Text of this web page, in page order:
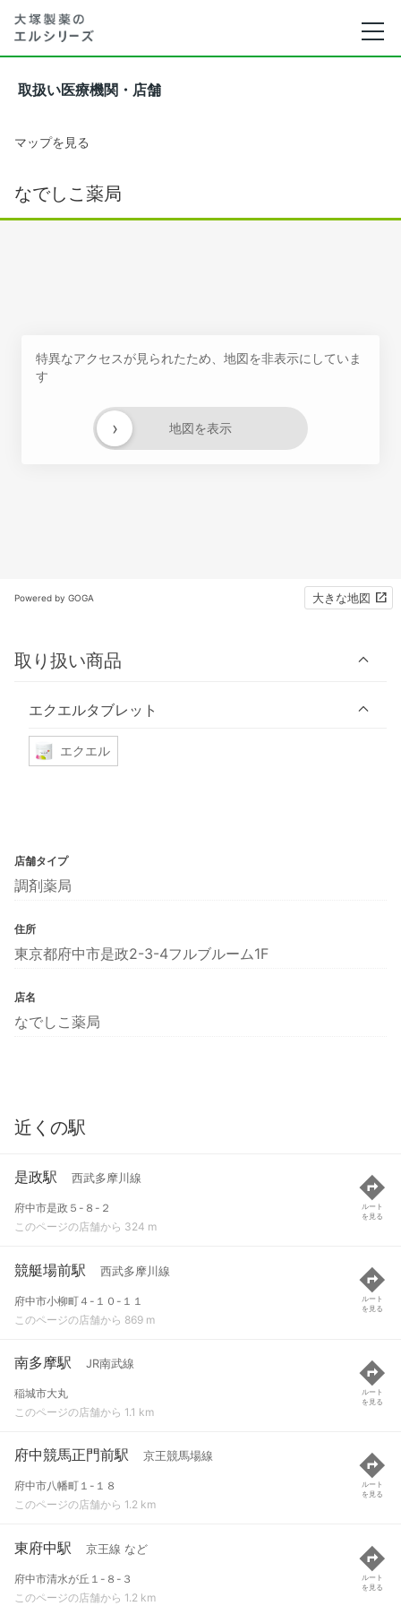
取扱い医療機関・店舗
マップを見る
なでしこ薬局
特異なアクセスが見られたため、地図を非表示にしていま
す
地図を表示
›
Powered by GOGA 大きな地図
取り扱い商品
エクエルタブレット
エクエル
店舗タイプ
調剤薬局
住所
東京都府中市是政2-3-4フルブルーム1F
店名
なでしこ薬局
近くの駅
是政駅 西武多摩川線
府中市是政５-８-２
このページの店舗から 324 m
ルート
を見る
競艇場前駅 西武多摩川線
府中市小柳町４-１０-１１
このページの店舗から 869 m
ルート
を見る
南多摩駅 JR南武線
稲城市大丸
このページの店舗から 1.1 km
ルート
を見る
府中競馬正門前駅 京王競馬場線
府中市八幡町１-１８
このページの店舗から 1.2 km
ルート
を見る
東府中駅 京王線 など
府中市清水が丘１-８-３
このページの店舗から 1.2 km
ルート
を見る